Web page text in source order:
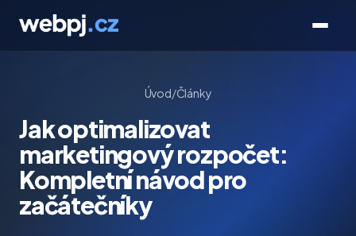
Úvod/Články
Jak optimalizovat
marketingový rozpočet:
Kompletní návod pro
začátečníky